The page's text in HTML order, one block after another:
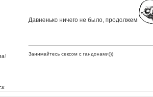
Давненько ничего не было, продолжем
Занимайтесь сексом с гандонами)))